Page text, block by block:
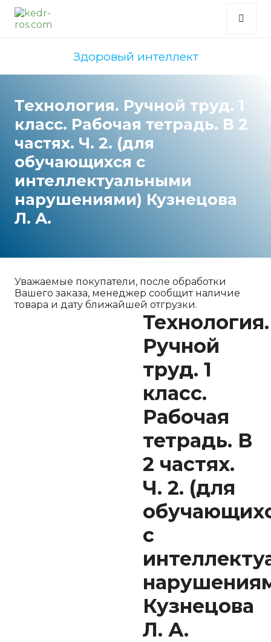
Здоровый интеллект
Технология. Ручной труд. 1
класс. Рабочая тетрадь. В 2
частях. Ч. 2. (для
обучающихся с
интеллектуальными
нарушениями) Кузнецова
Л. А.
Уважаемые покупатели, после обработки
Вашего заказа, менеджер сообщит наличие
товара и дату ближайшей отгрузки.
Технология.
Ручной
труд. 1
класс.
Рабочая
тетрадь. В
2 частях.
Ч. 2. (для
с
Кузнецова
Л. А.